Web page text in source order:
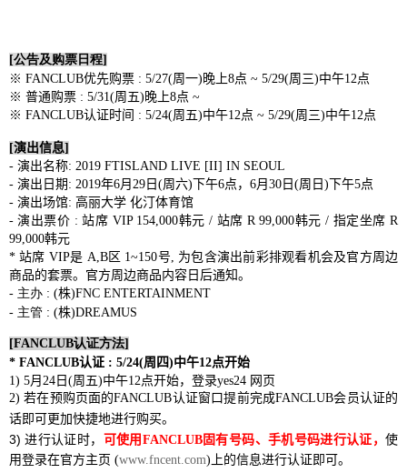
[公告及购票日程]
※ FANCLUB优先购票 : 5/27(周一) 晚上8点 ~ 5/29(周三)中午12点
※ 普通购票 : 5/31(周 五) 晚上8点 ~
※ FANCLUB认证 时间 : 5/24(周五)中午12点 ~ 5/29(周 三)中午12点
[演出信息]
- 演出名称: 2019 FTISLAND LIVE [II] IN SEOUL
- 演出日期 : 2019年6月 29 日 (周六) 下午6点 ， 6月 30 日 (周日 ) 下午5点
- 演出场馆: 高丽大学 化汀体育馆
-演出票价 :站席 VIP 154,000韩元 / 站席 R 99,000韩元 / 指定坐席 R
99,000韩元
*站席 VIP是 A,B区 1~150号, 为包含演出前彩排观看机会及官方周边
商品的套票。官方周边商品内容日后通知。
- 主办 : (株)FNC ENTERTAINMENT
- 主管 : (株)DREAMUS
[FANCLUB认证方法]
* FANCLUB认证 : 5/24(周四)中午12点开始
1) 5月 24 日 (周五)中午12点开始，登录yes24 网页
2)若在预购页 面的FANCLUB认证窗口提前完成FANCLUB会员认证的
话即可 更加快捷地进行购买。
3)进行认证时， 可使用 FANCLUB固有号码、手机号码进行认证 ，使
用登录在官方主 页 (www.fncent.com) 上的信息进行认证 即可。